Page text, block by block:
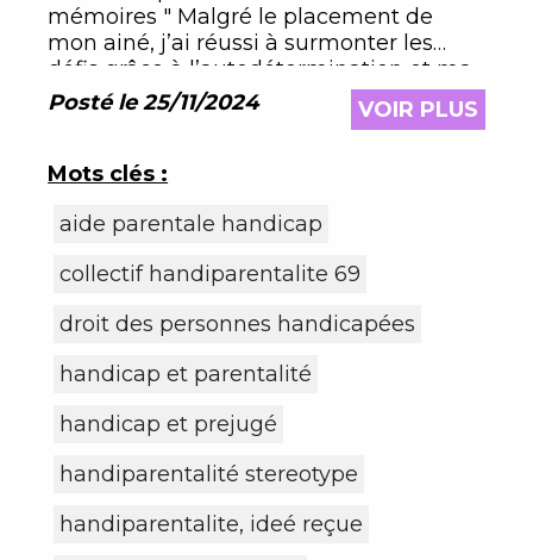
mémoires " Malgré le placement de
mon ainé, j’ai réussi à surmonter les
défis grâce à l’autodétermination et ma
volonté de reussir !
Posté le 25/11/2024 VOIR PLUS
Mots clés :
aide parentale handicap
collectif handiparentalite 69
droit des personnes handicapées
handicap et parentalité
handicap et prejugé
handiparentalité stereotype
handiparentalite, ideé reçue